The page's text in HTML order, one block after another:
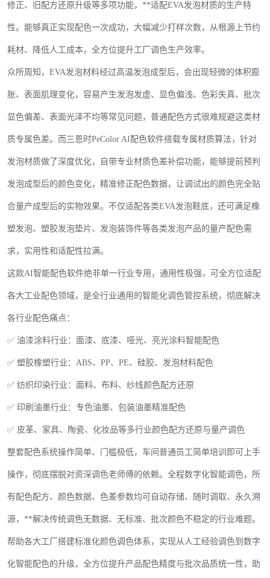
修正、旧配方还原升级等多项功能，**适配EVA发泡材质的生产特
性。能够真正实现配色一次成功，大幅减少打样次数，从根源上节约
耗材、降低人工成本，全方位提升工厂调色生产效率。
众所周知， EVA发泡材料经过高温发泡成型后，会出现轻微的体积膨
胀、表面肌理变化，容易产生发泡发虚、显色偏浅、色彩失真、批次
显色偏差、表面光泽不均等常见问题，普通配色方式很难规避这类材
质专属色差。而三恩时PeColor AI配色软件搭载专属材质算法，针对
发泡材质做了深度优化，自带专业材质色差补偿功能，能够提前预判
发泡成型后的颜色变化，精准修正配色数据，让调试出的颜色完全贴
合量产成型后的实物效果。不仅适配各类EVA发泡鞋底，还可满足橡
塑发泡、塑胶发泡垫片、发泡装饰件等各类发泡产品的量产配色需
求，实用性和适配性拉满。
这款AI智能配色软件绝非单一行业专用，通用性极强，可全方位适配
各大工业配色领域，是全行业通用的智能化调色管控系统，彻底解决
各行业配色痛点：
✅ 油漆涂料行业：面漆、底漆、哑光、亮光涂料智能配色
✅ 塑胶橡塑行业： ABS、 PP、 PE、硅胶、发泡材料配色
✅ 纺织印染行业：面料、布料、纱线颜色配方还原
✅ 印刷油墨行业：专色油墨、包装油墨精准配色
✅ 皮革、家具、陶瓷、化妆品等多行业颜色配方还原与量产调色
整套配色系统操作简单、门槛极低，车间普通员工简单培训即可上手
操作，彻底摆脱对资深调色老师傅的依赖。全程数字化智能调色，所
有配色配方、颜色数据、色差参数均可自动存储、随时调取、永久溯
源，**解决传统调色无数据、无标准、批次颜色不稳定的行业难题。
帮助各大工厂搭建标准化颜色调色体系，实现从人工经验调色到数字
化智能配色的升级，全方位提升产品配色精度与批次品质统一性，助